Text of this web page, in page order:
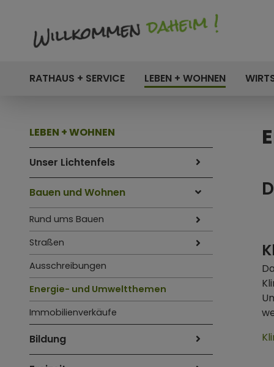
RATHAUS + SERVICE LEBEN + WOHNEN
LEBEN + WOHNEN
Unser Lichtenfels
Bauen und Wohnen
Rund ums Bauen
Straßen
Ausschreibungen
Energie- und Umweltthemen
Immobilienverkäufe
Bildung